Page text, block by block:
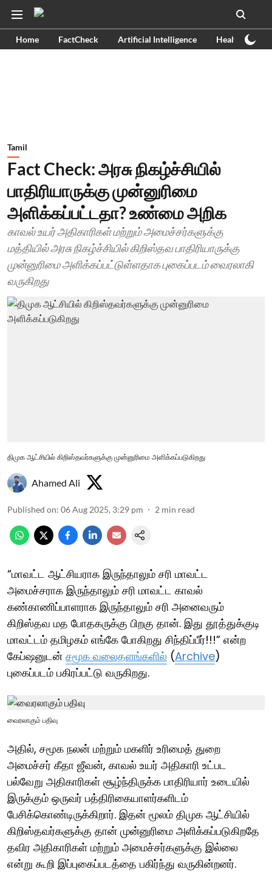
Home FactCheck Artificial Intelligence Health
Tamil
Fact Check: அரசு நிகழ்ச்சியில்
பாதிரியாருக்கு முன்னுரிமை
அளிக்கப்பட்டதா? உண்மை அறிக
காவல் உயர் அதிகாரிகள் மற்றும் அமைச்சர்களுக்கு
மத்தியில் அரசு நிகழ்ச்சியில் கிறிஸ்தவ பாதிரியாருக்கு
முன்னுரிமை அளிக்கப்பட்டுள்ளதாக புகைப்படம் வைரலாகி
வருகிறது
திமுக ஆட்சியில் கிறிஸ்தவர்களுக்கு முன்னுரிமை அளிக்கப்படுகிறது
Ahamed Ali
Published on: 06 Aug 2025, 3:29 pm 2 min read
“மாவட்ட ஆட்சியராக இருந்தாலும் சரி மாவட்ட
அமைச்சராக இருந்தாலும் சரி மாவட்ட காவல்
கண்காணிப்பாளராக இருந்தாலும் சரி அனைவரும்
கிறிஸ்தவ மத போதகருக்கு பிறகு தான். இது தூத்துக்குடி
மாவட்டம் தமிழகம் எங்கே போகிறது சிந்திப்பீர்!!!” என்ற
கேப்ஷனுடன் சமூக வலைதளங்களில் (Archive)
புகைப்படம் பகிரப்பட்டு வருகிறது.
வைரலாகும் பதிவு
அதில், சமூக நலன் மற்றும் மகளிர் உரிமைத் துறை
அமைச்சர் கீதா ஜீவன், காவல் உயர் அதிகாரி உட்பட
பல்வேறு அதிகாரிகள் சூழ்ந்திருக்க பாதிரியார் உடையில்
இருக்கும் ஒருவர் பத்திரிகையாளர்களிடம்
பேசிக்கொண்டிருக்கிறார். இதன் மூலம் திமுக ஆட்சியில்
கிறிஸ்தவர்களுக்கு தான் முன்னுரிமை அளிக்கப்படுகிறதே
தவிர அதிகாரிகள் மற்றும் அமைச்சர்களுக்கு இல்லை
என்று கூறி இப்புகைப்படத்தை பகிர்ந்து வருகின்றனர்.